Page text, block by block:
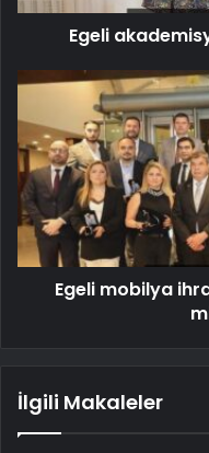
Egeli
Egeli mobilya
İlgili Makaleler